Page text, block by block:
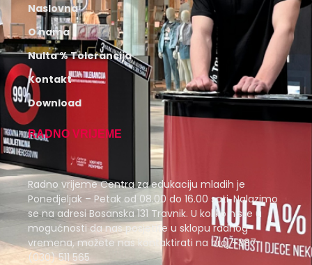
Naslovna
O nama
Nulta % Tolerancija
Kontakt
Download
RADNO VRIJEME
Radno vrijeme Centra za edukaciju mladih je
Ponedjeljak – Petak od 08.00 do 16.00 sati. Nalazimo
se na adresi Bosanska 131 Travnik. U koliko niste u
mogućnosti da nas posjetite u sklopu radnog
vremena, možete nas kontaktirati na broj +387
(030) 511 565